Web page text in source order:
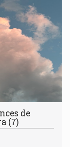
de
(7)